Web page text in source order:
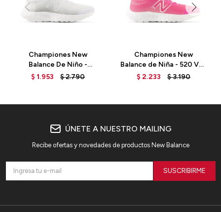
Championes New
Balance De Niño -
PP520WW8 - WHITE
$ 1.953 $2.790
Championes New
Balance de Niña - 520 V8-
GP520PK8 - HI-PINK
$ 2.233 $3.190
ÚNETE A NUESTRO MAILING
Recibe ofertas y novedades de productos New Balance
SUSCRIBIRME